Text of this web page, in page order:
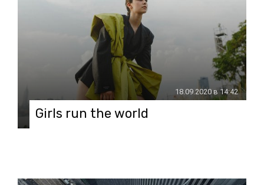
18.09.2020 в 14:42
Girls run the world